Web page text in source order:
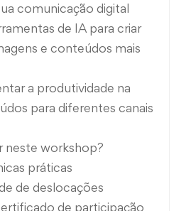
comunicação digital
de IA para criar
e conteúdos mais
a produtividade na
para diferentes canais
neste workshop?
práticas
de deslocações
de participação